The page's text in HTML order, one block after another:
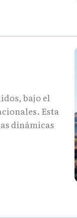
bajo el
Esta
dinámicas